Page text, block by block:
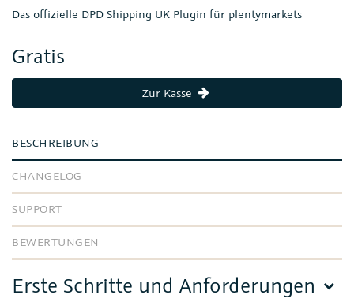
Das offizielle DPD Shipping UK Plugin für plentymarkets
Gratis
Zur Kasse
BESCHREIBUNG
CHANGELOG
SUPPORT
BEWERTUNGEN
Erste Schritte und Anforderungen